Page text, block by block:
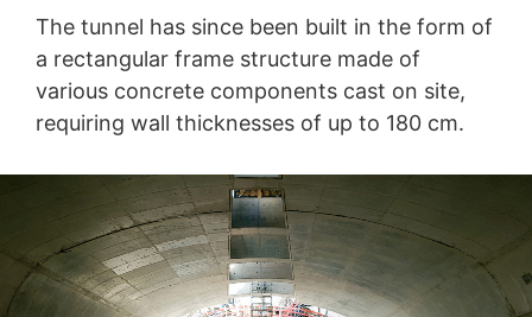
The tunnel has since been built in the form of
a rectangular frame structure made of
various concrete components cast on site,
requiring wall thicknesses of up to 180 cm.